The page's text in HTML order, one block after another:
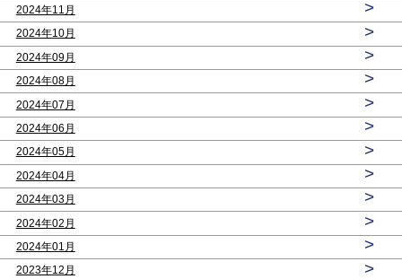
2024年11月 >
2024年10月 >
2024年09月 >
2024年08月 >
2024年07月 >
2024年06月 >
2024年05月 >
2024年04月 >
2024年03月 >
2024年02月 >
2024年01月 >
2023年12月 >